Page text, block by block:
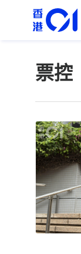
票控